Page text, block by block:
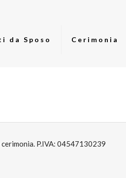
da Sposo Cerimonia
P.IVA: 04547130239